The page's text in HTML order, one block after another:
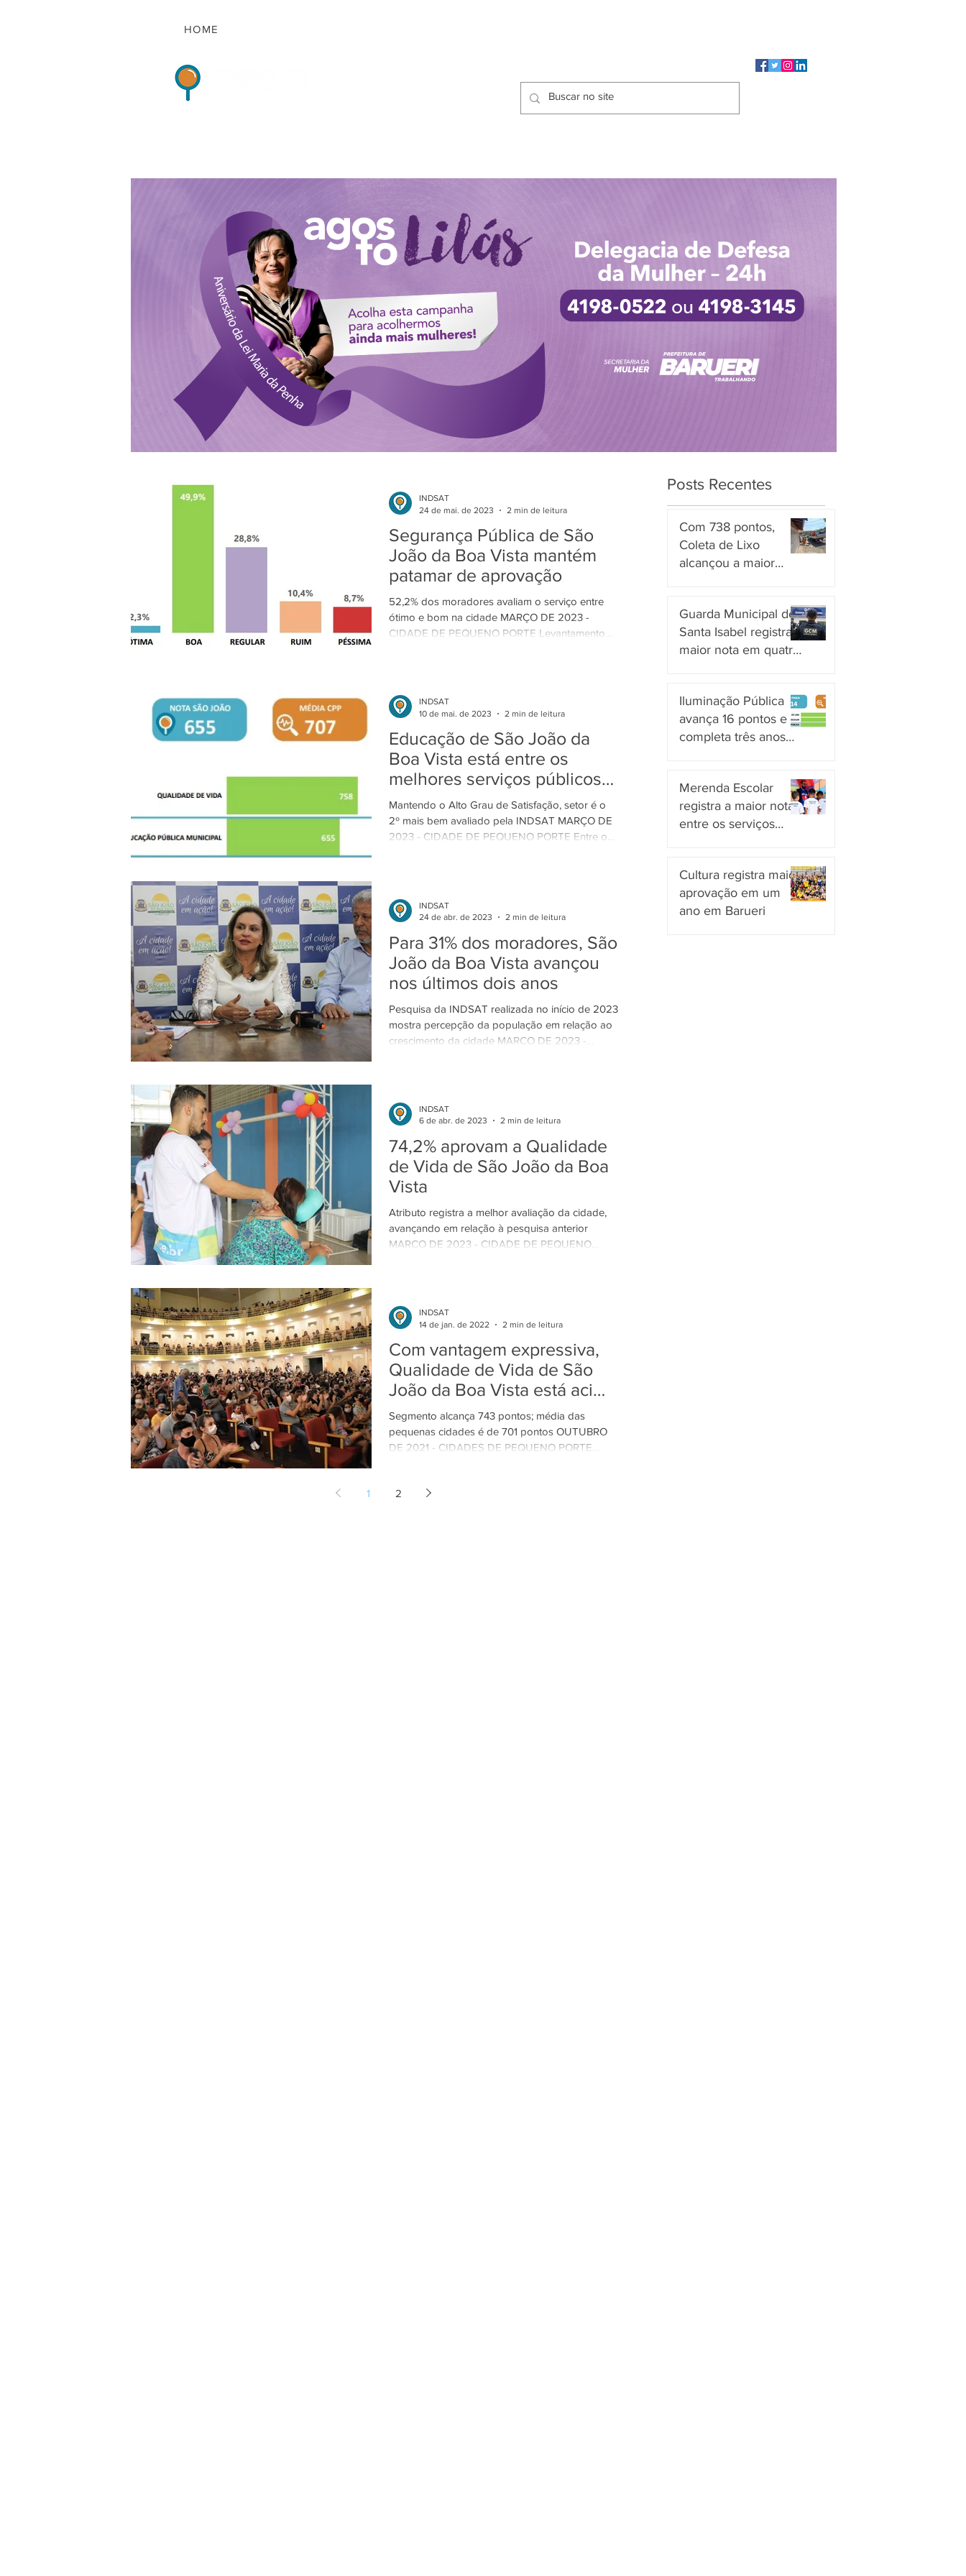
HOME
Segurança Pública de São
João da Boa Vista mantém
patamar de aprovação
52,2% dos moradores avaliam o serviço entre
ótimo e bom na cidade MARÇO DE 2023 -
CIDADE DE PEQUENO PORTE Levantamento
INDSAT
24 de mai. de 2023
2 min de leitura
Educação de São João da
Boa Vista está entre os
melhores serviços públicos
da cidade
Mantendo o Alto Grau de Satisfação, setor é o
2º mais bem avaliado pela INDSAT MARÇO DE
2023 - CIDADE DE PEQUENO PORTE Entre os
INDSAT
10 de mai. de 2023
2 min de leitura
Para 31% dos moradores, São
João da Boa Vista avançou
nos últimos dois anos
Pesquisa da INDSAT realizada no início de 2023
mostra percepção da população em relação ao
crescimento da cidade MARÇO DE 2023 -
INDSAT
24 de abr. de 2023
2 min de leitura
74,2% aprovam a Qualidade
de Vida de São João da Boa
Vista
Atributo registra a melhor avaliação da cidade,
avançando em relação à pesquisa anterior
MARÇO DE 2023 - CIDADE DE PEQUENO
INDSAT
6 de abr. de 2023
2 min de leitura
Com vantagem expressiva,
Qualidade de Vida de São
João da Boa Vista está acima
da média.
Segmento alcança 743 pontos; média das
pequenas cidades é de 701 pontos OUTUBRO
DE 2021 - CIDADES DE PEQUENO PORTE
INDSAT
14 de jan. de 2022
2 min de leitura
1 2
Posts Recentes
Com 738 pontos,
Coleta de Lixo
alcançou a maior
Piracicaba
Guarda Municipal de
Santa Isabel registra
maior nota em quatro
Iluminação Pública
avança 16 pontos e
completa três anos
Itaquaquecetuba
Merenda Escolar
registra a maior nota
entre os serviços
Cultura registra maior
aprovação em um
ano em Barueri